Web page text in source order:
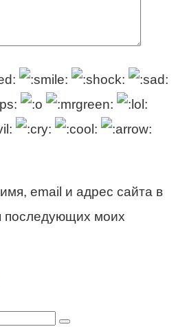
email и адрес сайта в
последующих моих